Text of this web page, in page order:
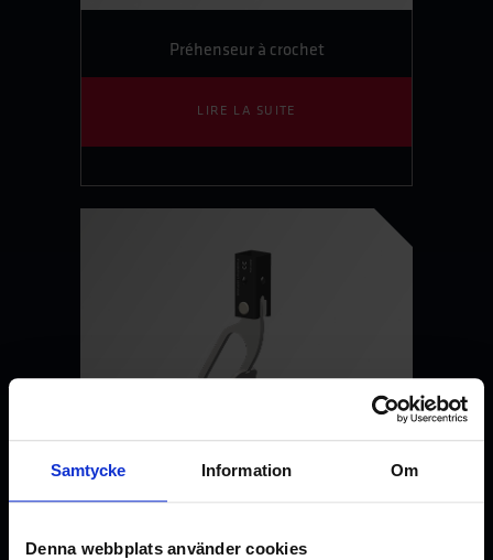
Samtycke Information Om
Denna webbplats använder cookies
Préhenseur à crochet
LIRE LA SUITE